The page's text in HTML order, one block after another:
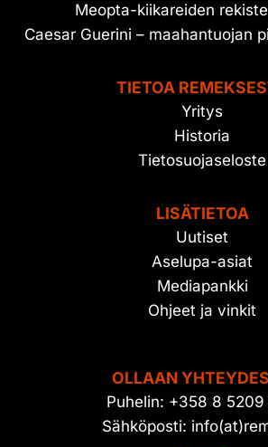
Meopta-kiikareiden
Caesar Guerini – maahantuojan
TIETOA
Yritys
Historia
Tietosuojaseloste
LISÄTIETOA
Uutiset
Aselupa-asiat
Mediapankki
Ohjeet ja vinkit
OLLAAN
Puhelin: +358 8
Sähköposti: